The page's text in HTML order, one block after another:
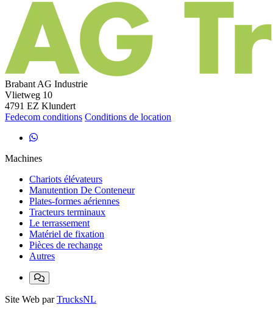
Brabant AG Industrie
Vlietweg 10
4791 EZ Klundert
Fedecom conditions Conditions de location
Machines
Chariots élévateurs
Manutention De Conteneur
Plates-formes aériennes
Tracteurs terminaux
Le terrassement
Matériel de fixation
Pièces de rechange
Autres
Site Web par TrucksNL